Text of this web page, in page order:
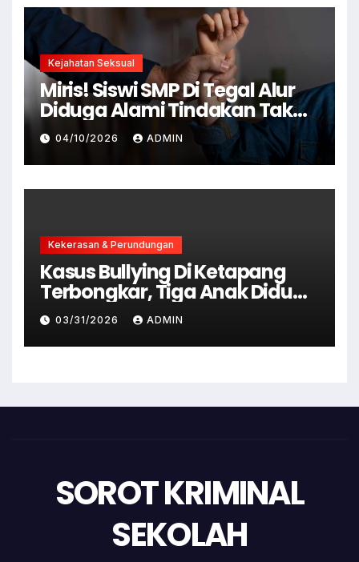
Kejahatan Seksual
Miris! Siswi SMP Di Tegal Alur
Diduga Alami Tindakan Tak
Senonoh Di Sekolah
04/10/2026 ADMIN
Kekerasan & Perundungan
Kasus Bullying Di Ketapang
Terbongkar, Tiga Anak Diduga
Terlibat Kini Jadi Tersangka
03/31/2026 ADMIN
SOROT KRIMINAL
SEKOLAH